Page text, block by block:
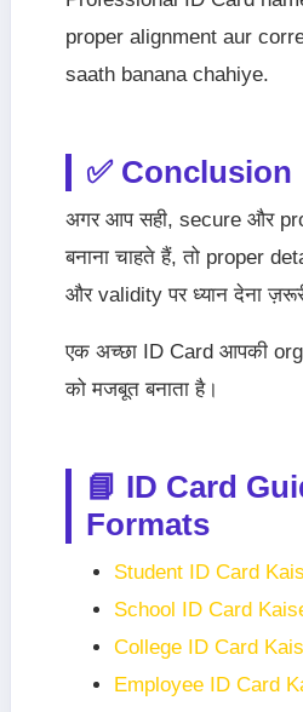
proper alignment aur
saath banana chahiye.
✅ Conclusion
अगर आप सही, secure और
बनाना चाहते हैं, तो proper
और validity पर ध्यान देना
एक अच्छा ID Card आपकी
को मजबूत बनाता है।
📘 ID Card
Formats
Student ID Card
School ID Card
College ID Card
Employee ID Card